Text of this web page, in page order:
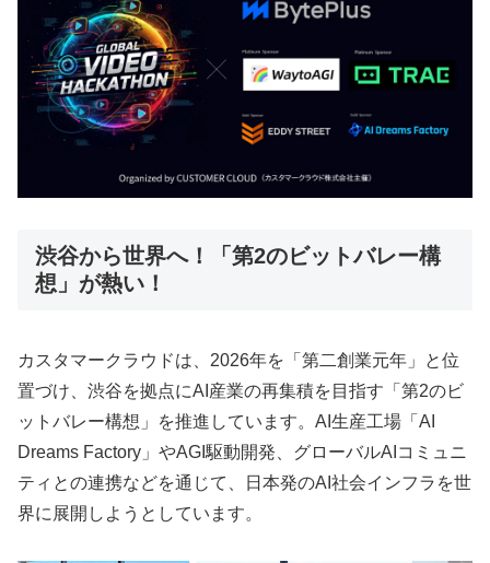
渋谷から世界へ！「第2のビットバレー構
想」が熱い！
カスタマークラウドは、2026年を「第二創業元年」と位
置づけ、渋谷を拠点にAI産業の再集積を目指す「第2のビ
ットバレー構想」を推進しています。AI生産工場「AI
Dreams Factory」やAGI駆動開発、グローバルAIコミュニ
ティとの連携などを通じて、日本発のAI社会インフラを世
界に展開しようとしています。